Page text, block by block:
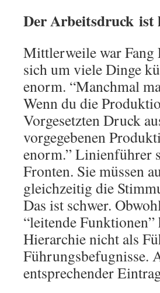
Der Arbeitsdruck ist
Mittlerweile war Fang
sich um viele Dinge
enorm. “Manchmal
Wenn du die
Vorgesetzten Druck
vorgegebenen
enorm.” Linienführer
Fronten. Sie müssen
gleichzeitig die
Das ist schwer.
“leitende
Hierarchie nicht als
Führungsbefugnisse.
entsprechender